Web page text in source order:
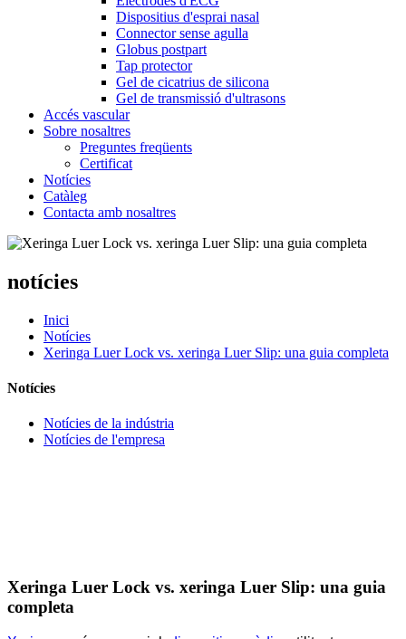
Dispositius d'esprai nasal
Connector sense agulla
Globus postpart
Tap protector
Gel de cicatrius de silicona
Gel de transmissió d'ultrasons
Accés vascular
Sobre nosaltres
Preguntes freqüents
Certificat
Notícies
Catàleg
Contacta amb nosaltres
notícies
Inici
Notícies
Xeringa Luer Lock vs. xeringa Luer Slip: una guia completa
Notícies
Notícies de la indústria
Notícies de l'empresa
Xeringa Luer Lock vs. xeringa Luer Slip: una guia
completa